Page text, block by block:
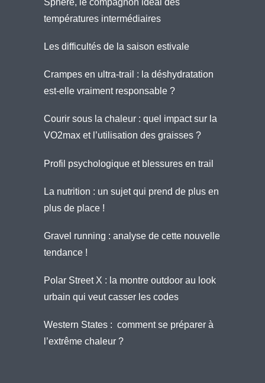
températures intermédiaires
Les difficultés de la saison estivale
Crampes en ultra-trail : la déshydratation
est-elle vraiment responsable ?
Courir sous la chaleur : quel impact sur la
VO2max et l’utilisation des graisses ?
Profil psychologique et blessures en trail
La nutrition : un sujet qui prend de plus en
plus de place !
Gravel running : analyse de cette nouvelle
tendance !
Polar Street X : la montre outdoor au look
urbain qui veut casser les codes
Western States : comment se préparer à
l’extrême chaleur ?